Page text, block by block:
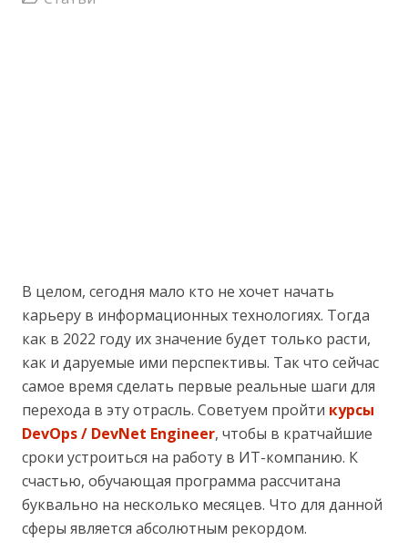
В целом, сегодня мало кто не хочет начать
карьеру в информационных технологиях. Тогда
как в 2022 году их значение будет только расти,
как и даруемые ими перспективы. Так что сейчас
самое время сделать первые реальные шаги для
перехода в эту отрасль. Советуем пройти курсы
DevOps / DevNet Engineer, чтобы в кратчайшие
сроки устроиться на работу в ИТ-компанию. К
счастью, обучающая программа рассчитана
буквально на несколько месяцев. Что для данной
сферы является абсолютным рекордом.